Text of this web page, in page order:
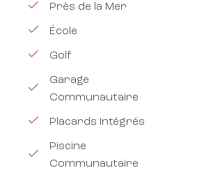
Près de la Mer
École
Golf
Garage
Communautaire
Placards Intégrés
Piscine
Communautaire